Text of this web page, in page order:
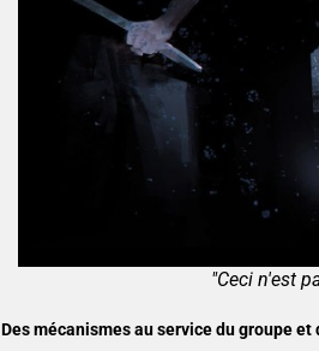
"Ceci n'est
Des mécanismes au service du groupe